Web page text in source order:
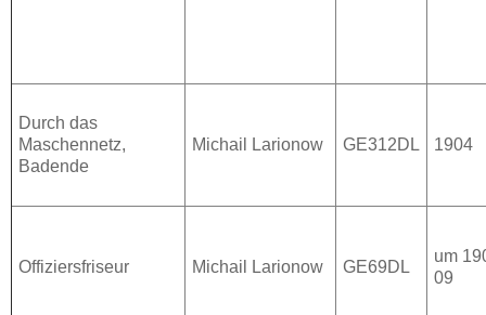
Durch das
Maschennetz,
Badende
Michail Larionow GE312DL 1904
Offiziersfriseur Michail Larionow GE69DL
um
09